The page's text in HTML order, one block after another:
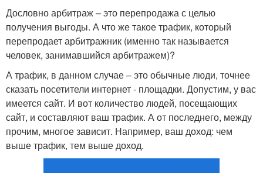
Дословно арбитраж – это перепродажа с целью
получения выгоды. А что же такое трафик, который
перепродает арбитражник (именно так называется
человек, занимавшийся арбитражем)?
А трафик, в данном случае – это обычные люди, точнее
сказать посетители интернет - площадки. Допустим, у вас
имеется сайт. И вот количество людей, посещающих
сайт, и составляют ваш трафик. А от последнего, между
прочим, многое зависит. Например, ваш доход: чем
выше трафик, тем выше доход.